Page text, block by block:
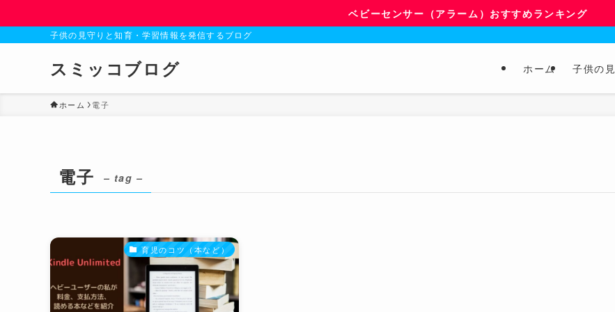
ベビーセンサー（アラーム）おすすめランキング
子供の見守りと知育・学習情報を発信するブログ
スミッコブログ ホーム 子供の
ホーム 電子
電子 – tag –
育児のコツ（本など）